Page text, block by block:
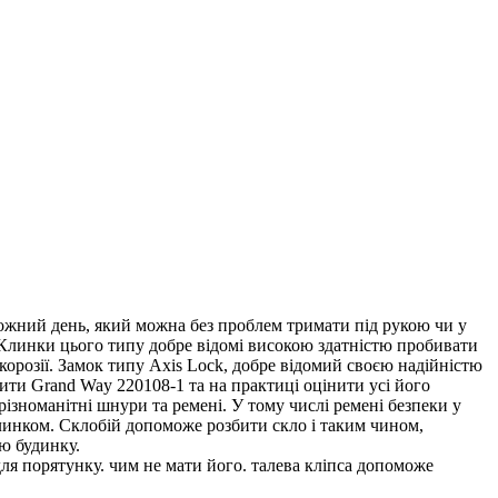
день, який можна без проблем тримати під рукою чи у
цього типу добре відомі високою здатністю пробивати
Замок типу Axis Lock, добре відомий своєю надійністю
Grand Way 220108-1 та на практиці оцінити усі його
шнури та ремені. У тому числі ремені безпеки у
Склобій допоможе розбити скло і таким чином,
будинку.
порятунку. чим не мати його. талева кліпса допоможе